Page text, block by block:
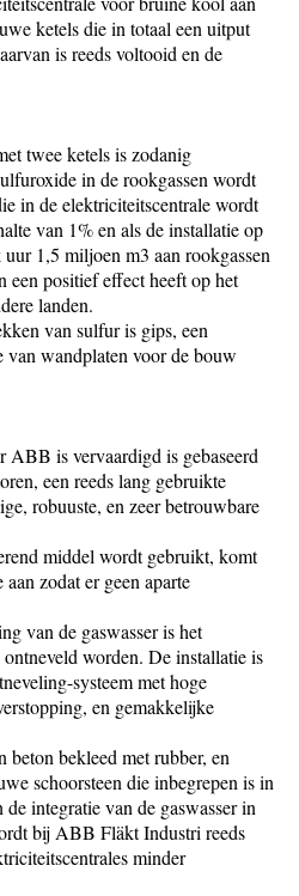
ketels die in totaal een uitput
is reeds voltooid en de
twee ketels is zodanig
in de rookgassen wordt
in de elektriciteitscentrale wordt
van 1% en als de installatie op
1,5 miljoen m3 aan rookgassen
een positief effect heeft op het
landen.
van sulfur is gips, een
van wandplaten voor de bouw
ABB is vervaardigd is gebaseerd
een reeds lang gebruikte
robuuste, en zeer betrouwbare
middel wordt gebruikt, komt
zodat er geen aparte
van de gaswasser is het
worden. De installatie is
systeem met hoge
en gemakkelijke
beton bekleed met rubber, en
schoorsteen die inbegrepen is in
integratie van de gaswasser in
bij ABB Fläkt Industri reeds
minder